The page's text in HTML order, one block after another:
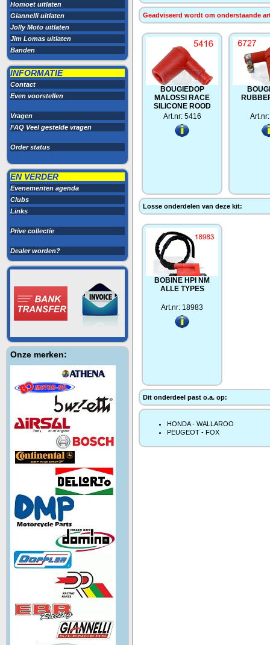
Homoet uitlaten
Giannelli uitlaten
Jolly Moto uitlaten
Jim Lomas uitlaten
Banden
INFORMATIE
Contact
Even voorstellen
Vragen
FAQ Veel gestelde vragen
Order status
EN VERDER
Evenementen agenda
Clubs
Links
Prive collectie
Dealer worden?
Onze merken:
Geadviseerd wordt om onderstaande
BOUGIEDOP
MALOSSI RACE
SILICONE ROOD
Art.nr: 5416
Losse onderdelen van deze kit:
BOBINE HPI NM
ALLE TYPES
Art.nr: 18983
Dit onderdeel past o.a. op:
HONDA - WALLAROO
PEUGEOT - FOX